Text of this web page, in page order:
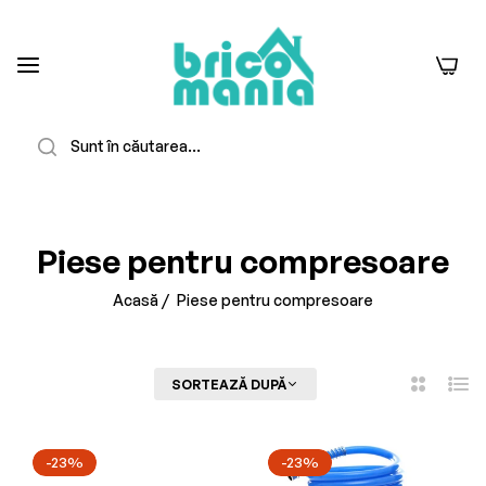
0
Piese pentru compresoare
Acasă / Piese pentru compresoare
Epuizat
SORTEAZĂ DUPĂ
2
Listă
-23% -23%